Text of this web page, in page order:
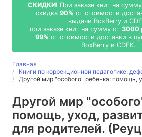
СКИДКИ! При заказе книг на
скидка 90% от стоимости
выдачи BoxBerry и
при заказе книг на сумму от 3000
99% от стоимости доставки в
BoxBerry и CDEK.
Главная
Книги по коррекционной педагогике,
Другой мир "особого" ребенка: помощь,
Другой мир
помощь, уход,
для родителей.